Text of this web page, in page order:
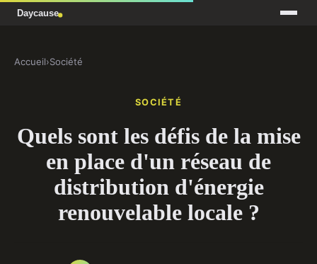
Accueil›Société
SOCIÉTÉ
Quels sont les défis de la mise
en place d'un réseau de
distribution d'énergie
renouvelable locale ?